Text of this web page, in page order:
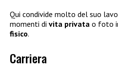
Qui condivide molto del suo
momenti di vita privata o foto
fisico.
Carriera